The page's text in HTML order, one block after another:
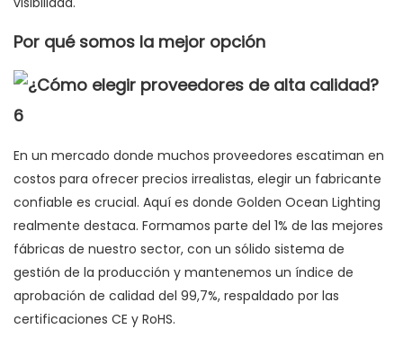
Por qué somos la mejor opción
En un mercado donde muchos proveedores escatiman en
costos para ofrecer precios irrealistas, elegir un fabricante
confiable es crucial. Aquí es donde Golden Ocean Lighting
realmente destaca. Formamos parte del 1% de las mejores
fábricas de nuestro sector, con un sólido sistema de
gestión de la producción y mantenemos un índice de
aprobación de calidad del 99,7%, respaldado por las
certificaciones CE y RoHS.